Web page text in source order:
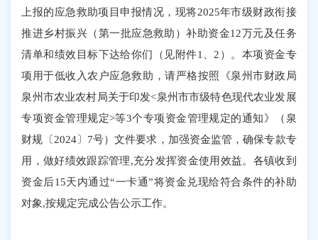
上报的应急救助项目申报情况，现将2025年市级财政衔接
推进乡村振兴（第一批应急救助）补助资金12万元及任务
清单和绩效目标下达给你们（见附件1、2）。本项资金专
项用于低收入农户应急救助，请严格按照《泉州市财政局
泉州市农业农村局关于印发<泉州市市级特色现代农业发展
专项资金管理规定>等3个专项资金管理规定的通知》（泉
财规〔2024〕7号）文件要求，加强资金监管，确保专款专
用，做好绩效跟踪管理,充分发挥资金使用效益。各镇收到
资金后15天内通过“一卡通”将资金兑现给符合条件的补助
对象,按规定完成公告公示工作。